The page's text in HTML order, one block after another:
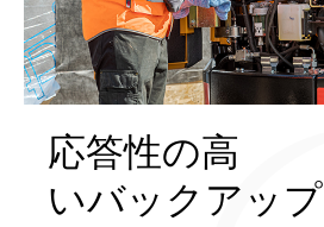
応答性の高
いバックアップ